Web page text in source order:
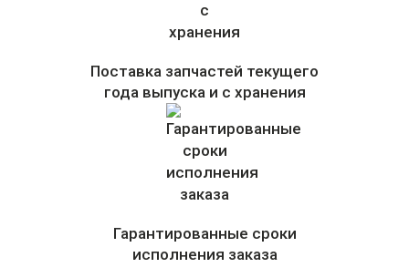
Поставка запчастей текущего
года выпуска и с хранения
Гарантированные сроки
исполнения заказа